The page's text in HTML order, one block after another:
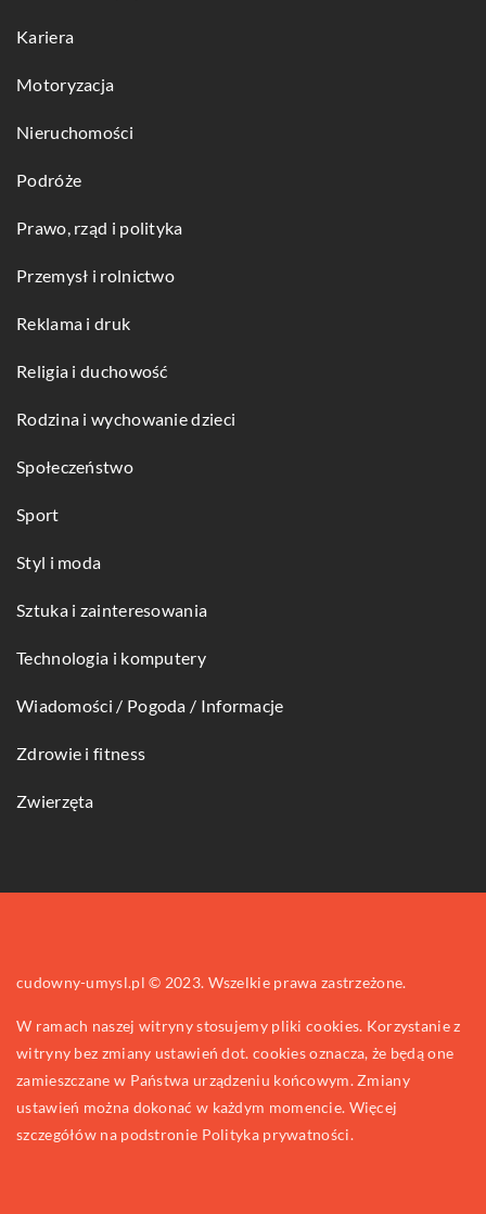
Kariera
Motoryzacja
Nieruchomości
Podróże
Prawo, rząd i polityka
Przemysł i rolnictwo
Reklama i druk
Religia i duchowość
Rodzina i wychowanie dzieci
Społeczeństwo
Sport
Styl i moda
Sztuka i zainteresowania
Technologia i komputery
Wiadomości / Pogoda / Informacje
Zdrowie i fitness
Zwierzęta
cudowny-umysl.pl © 2023. Wszelkie prawa zastrzeżone.
W ramach naszej witryny stosujemy pliki cookies. Korzystanie z
witryny bez zmiany ustawień dot. cookies oznacza, że będą one
zamieszczane w Państwa urządzeniu końcowym. Zmiany
ustawień można dokonać w każdym momencie. Więcej
szczegółów na podstronie Polityka prywatności.